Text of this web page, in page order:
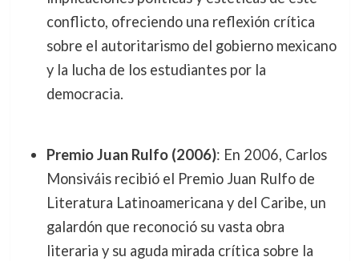
conflicto, ofreciendo una reflexión crítica
sobre el autoritarismo del gobierno mexicano
y la lucha de los estudiantes por la
democracia.
Premio Juan Rulfo (2006): En 2006, Carlos
Monsiváis recibió el Premio Juan Rulfo de
Literatura Latinoamericana y del Caribe, un
galardón que reconoció su vasta obra
literaria y su aguda mirada crítica sobre la